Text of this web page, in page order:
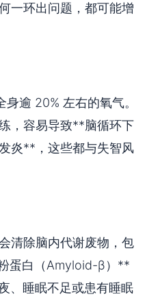
一环出问题，都可能增
逾 20% 左右的氧气。
，容易导致**脑循环下
炎**，这些都与失智风
清除脑内代谢废物，包
蛋白（Amyloid-β）**
、睡眠不足或患有睡眠